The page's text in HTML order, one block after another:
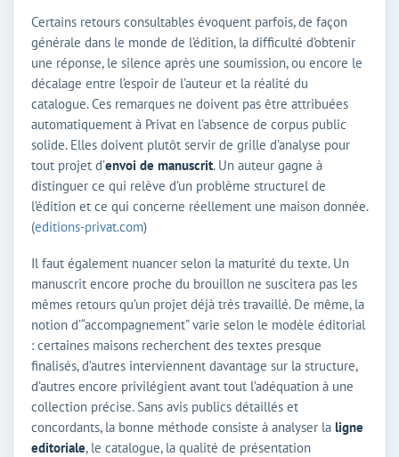
Certains retours consultables évoquent parfois, de façon
générale dans le monde de l’édition, la difficulté d’obtenir
une réponse, le silence après une soumission, ou encore le
décalage entre l’espoir de l’auteur et la réalité du
catalogue. Ces remarques ne doivent pas être attribuées
automatiquement à Privat en l’absence de corpus public
solide. Elles doivent plutôt servir de grille d’analyse pour
tout projet d’envoi de manuscrit. Un auteur gagne à
distinguer ce qui relève d’un problème structurel de
l’édition et ce qui concerne réellement une maison donnée.
(editions-privat.com)
Il faut également nuancer selon la maturité du texte. Un
manuscrit encore proche du brouillon ne suscitera pas les
mêmes retours qu’un projet déjà très travaillé. De même, la
notion d’“accompagnement” varie selon le modèle éditorial
: certaines maisons recherchent des textes presque
finalisés, d’autres interviennent davantage sur la structure,
d’autres encore privilégient avant tout l’adéquation à une
collection précise. Sans avis publics détaillés et
concordants, la bonne méthode consiste à analyser la ligne
editoriale, le catalogue, la qualité de présentation